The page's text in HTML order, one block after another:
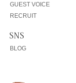
GUEST VOICE
RECRUIT
BLOG